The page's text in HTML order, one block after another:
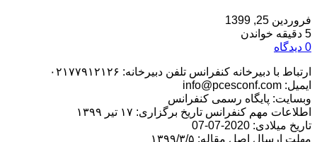
فروردین 25, 1399
5 دقیقه خواندن
0 دیدگاه
ارتباط با دبیرخانه کنفرانس تلفن دبیرخانه: ۰۲۱۷۷۹۱۲۱۲۶
ایمیل: info@pcesconf.com
وبسایت: پایگاه رسمی کنفرانس
اطلاعات مهم کنفرانس تاریخ برگزاری: ۱۷ تیر ۱۳۹۹
تاریخ میلادی: 2020-07-07
مهلت ارسال اصل مقاله: ۱۳۹۹/۳/۵